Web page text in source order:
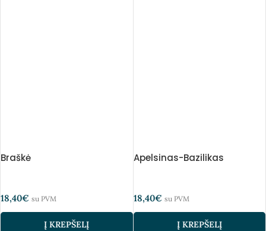
Braškė
18,40€ su PVM
Į KREPŠELĮ
Apelsinas-Bazilikas
18,40€ su PVM
Į KREPŠELĮ